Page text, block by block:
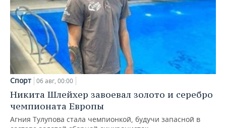
Спорт 06 авг, 00:00
Никита Шлейхер завоевал золото и серебро
чемпионата Европы
Агния Тулупова стала чемпионкой, будучи запасной в